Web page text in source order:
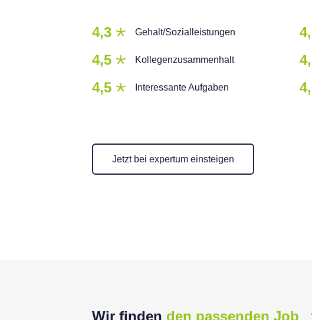
4,3 Gehalt/Sozialleistungen
4,5 Kollegenzusammenhalt
4,5 Interessante Aufgaben
Jetzt bei expertum einsteigen
Wir finden den passenden Job